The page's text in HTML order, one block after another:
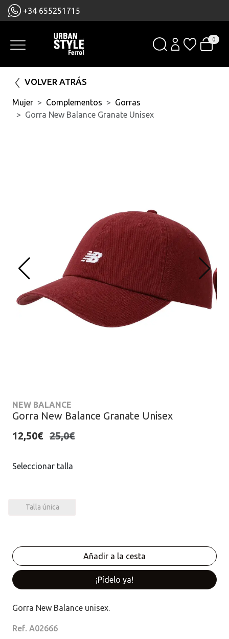
+34 655251715
0
VOLVER ATRÁS
Mujer Complementos
Gorras
Gorra New Balance Granate Unisex
NEW BALANCE
Gorra New Balance Granate Unisex
12,50€ 25,0€
Seleccionar talla
Talla única
¡Pídelo ya!
Gorra New Balance unisex.
Ref. A02666